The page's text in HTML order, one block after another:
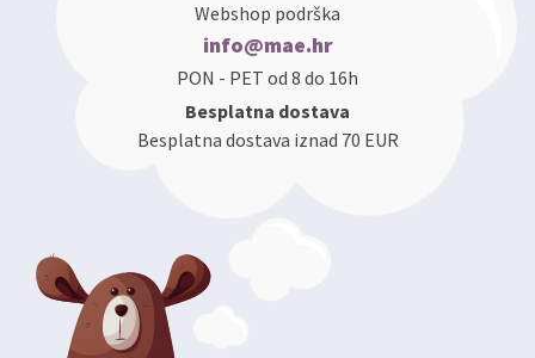
Webshop podrška
info@mae.hr
PON - PET od 8 do 16h
Besplatna dostava
Besplatna dostava iznad 70 EUR